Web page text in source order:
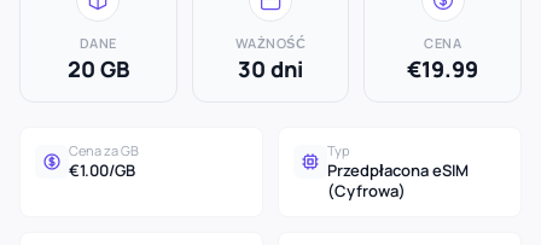
DANE
20 GB
WAŻNOŚĆ
30 dni
CENA
€19.99
Cena za GB
€1.00/GB
Typ
Przedpłacona eSIM
(Cyfrowa)